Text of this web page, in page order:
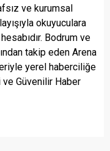
ve kurumsal
okuyuculara
Bodrum ve
takip eden Arena
yerel haberciliğe
ve Güvenilir Haber